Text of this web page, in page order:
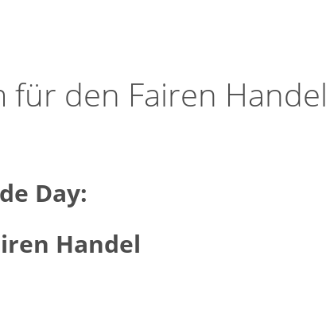
für den Fairen Handel
Day:
Handel